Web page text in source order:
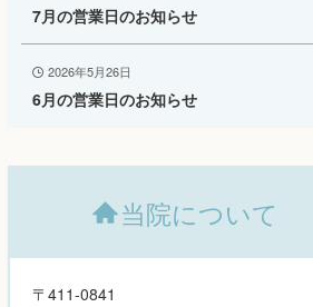
7月の営業日のお知らせ
2026年5月26日
6月の営業日のお知らせ
当院について
〒411-0841